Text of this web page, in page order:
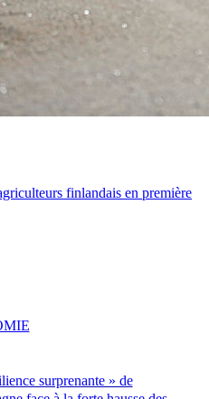
finlandais en première
surprenante » de